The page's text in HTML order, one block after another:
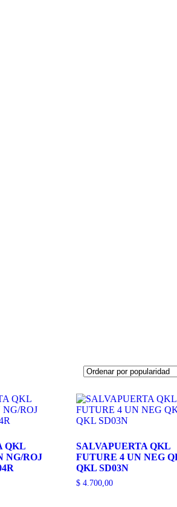
QKL
NG/ROJ
SALVAPUERTA QKL
FUTURE 4 UN NEG
QKL SD03N
$4.700,00